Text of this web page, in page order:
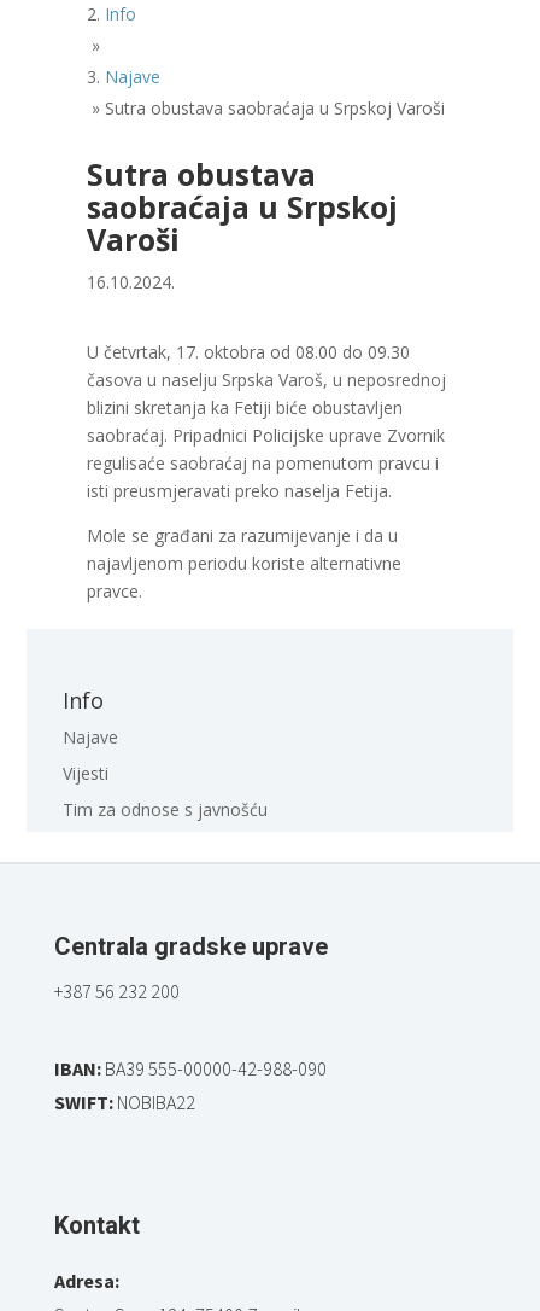
Info
»
Najave
» Sutra obustava saobraćaja u Srpskoj Varoši
Sutra obustava
saobraćaja u Srpskoj
Varoši
16.10.2024.
U četvrtak, 17. oktobra od 08.00 do 09.30
časova u naselju Srpska Varoš, u neposrednoj
blizini skretanja ka Fetiji biće obustavljen
saobraćaj. Pripadnici Policijske uprave Zvornik
regulisaće saobraćaj na pomenutom pravcu i
isti preusmjeravati preko naselja Fetija.
Mole se građani za razumijevanje i da u
najavljenom periodu koriste alternativne
pravce.
Info
Najave
Vijesti
Tim za odnose s javnošću
Centrala gradske uprave
+387 56 232 200
IBAN:BA39 555-00000-42-988-090
SWIFT:NOBIBA22
Kontakt
Adresa: